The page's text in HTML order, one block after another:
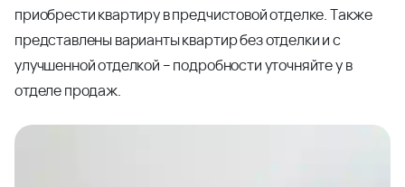
приобрести квартиру в предчистовой отделке. Также
представлены варианты квартир без отделки и с
улучшенной отделкой – подробности уточняйте у в
отделе продаж.